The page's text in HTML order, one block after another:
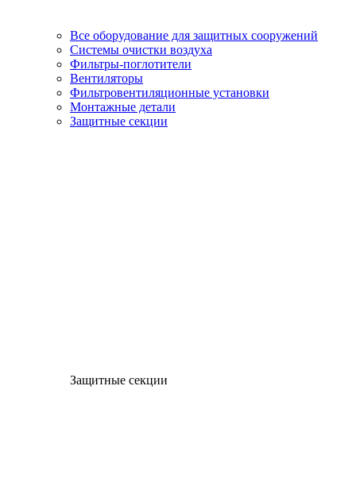
Все оборудование для защитных сооружений
Системы очистки воздуха
Фильтры-поглотители
Вентиляторы
Фильтровентиляционные установки
Монтажные детали
Защитные секции
Защитные секции